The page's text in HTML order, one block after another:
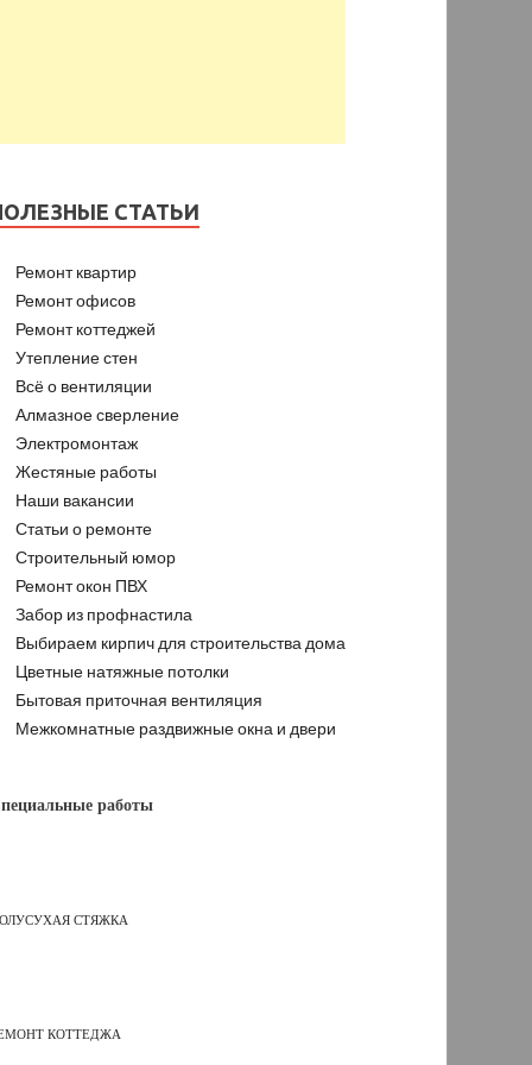
СТАТЬИ
Ремонт квартир
Ремонт офисов
Ремонт коттеджей
Утепление стен
Всё о вентиляции
Алмазное сверление
Электромонтаж
Жестяные работы
Наши вакансии
Статьи о ремонте
Строительный юмор
Ремонт окон ПВХ
Забор из профнастила
Выбираем кирпич для строительства дома
Цветные натяжные потолки
Бытовая приточная вентиляция
Межкомнатные раздвижные окна и двери
работы
СТЯЖКА
КОТТЕДЖА